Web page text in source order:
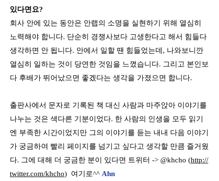
있다면요?
회사 안에 있는 동안은 안랩의 소명을 실현하기 위해 열심히
노력해야 합니다. 단순히 경쟁사보다 고생한다고 해서 힘들다
생각하면 안 됩니다. 안에서 일할 땐 힘들었는데, 나와보니깐
열심히 일하는 것이 당연한 것임을 느꼈습니다. 그리고 본인보
다 후배가 뛰어났으면 좋겠다는 생각을 가졌으면 합니다.
출판사에서 문자로 기록된 책 대신 사람과 마주앉아 이야기를
나누는 것은 색다른 기분이었다. 한 사람의 인생을 모두 읽기
엔 부족한 시간이었지만 그의 이야기를 듣는 내내 다음 이야기
가 궁금하여 빨리 페이지를 넘기고 싶다고 생각할 만큼 즐거웠
다. 그에 대해 더 궁금한 분이 있다면 트위터 -> @khcho (http://
twitter.com/khcho) 여기로^^ Ahn